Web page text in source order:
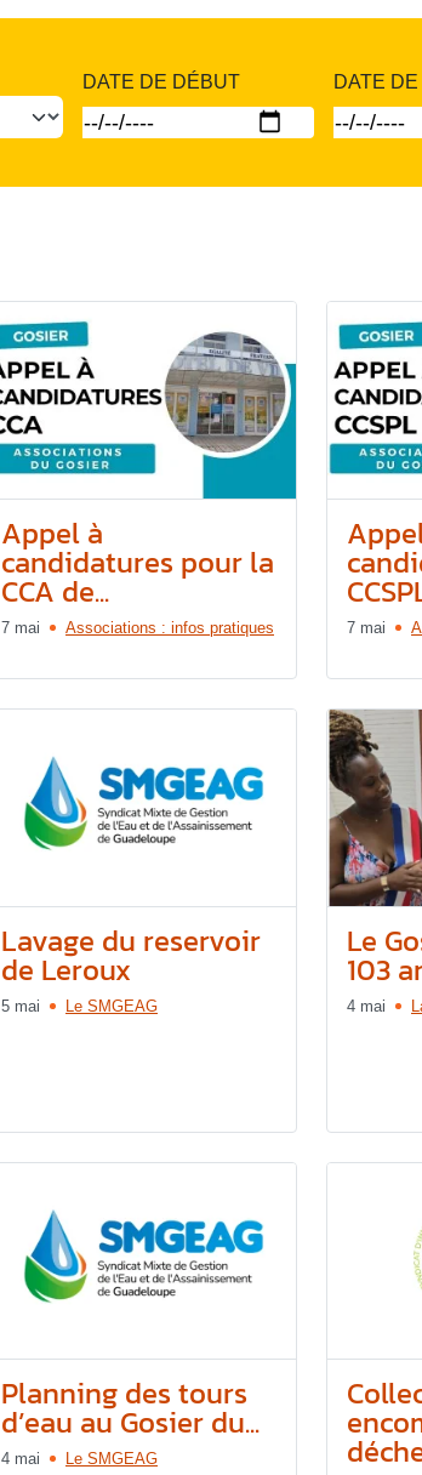
DATE DE DÉBUT DATE DE
Appel à
candidatures pour la
CCA de...
7 mai Associations : infos pratiques 7 mai
Lavage du reservoir
de Leroux
5 mai Le SMGEAG
Le
103
4 mai
Planning des tours
d’eau au Gosier du...
4 mai Le SMGEAG